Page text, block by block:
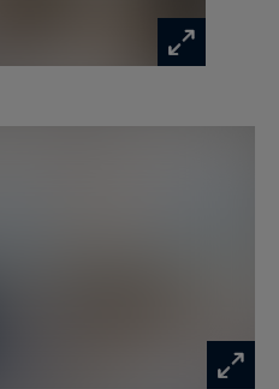
d’un accès
ainsi que d’un
des quartiers résidentiels